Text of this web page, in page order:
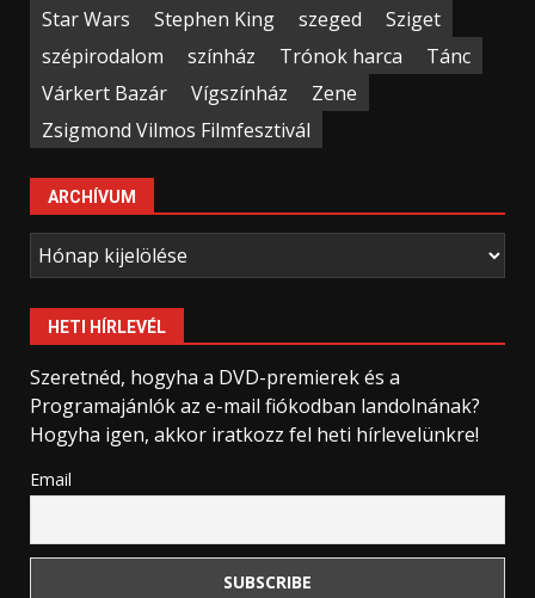
Star Wars
Stephen King szeged
Sziget
szépirodalom
színház Trónok harca
Tánc
Várkert Bazár
Vígszínház
Zene
Zsigmond Vilmos Filmfesztivál
ARCHÍVUM
Archívum
HETI HÍRLEVÉL
Szeretnéd, hogyha a DVD-premierek és a
Programajánlók az e-mail fiókodban landolnának?
Hogyha igen, akkor iratkozz fel heti hírlevelünkre!
Email